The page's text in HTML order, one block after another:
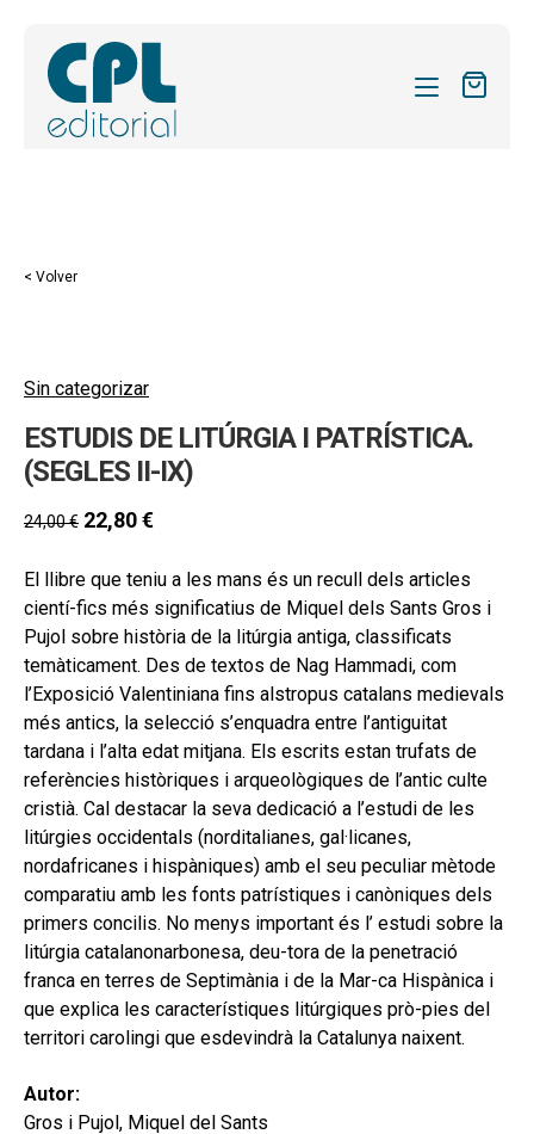
REVISTAS
hijo
BLOG
CONTACTO
BUSCAR
CAT
ESP
< Volver
Sin categorizar
ESTUDIS DE LITÚRGIA I PATRÍSTICA.
(SEGLES II-IX)
24,00€ 22,80€
El llibre que teniu a les mans és un recull dels articles
cientí-fics més significatius de Miquel dels Sants Gros i
Pujol sobre història de la litúrgia antiga, classificats
temàticament. Des de textos de Nag Hammadi, com
l’Exposició Valentiniana fins alstropus catalans medievals
més antics, la selecció s’enquadra entre l’antiguitat
tardana i l’alta edat mitjana. Els escrits estan trufats de
referències històriques i arqueològiques de l’antic culte
cristià. Cal destacar la seva dedicació a l’estudi de les
litúrgies occidentals (norditalianes, gal·licanes,
nordafricanes i hispàniques) amb el seu peculiar mètode
comparatiu amb les fonts patrístiques i canòniques dels
primers concilis. No menys important és l’ estudi sobre la
litúrgia catalanonarbonesa, deu-tora de la penetració
franca en terres de Septimània i de la Mar-ca Hispànica i
que explica les característiques litúrgiques prò-pies del
territori carolingi que esdevindrà la Catalunya naixent.
Autor:
Gros i Pujol, Miquel del Sants